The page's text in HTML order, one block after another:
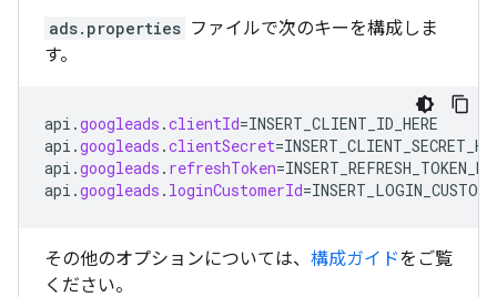
ads.properties ファイルで次のキーを構成しま
す。
api .googleads .clientId=INSERT_CLIENT_ID_HERE
api .googleads .clientSecret=
api .googleads . refreshToken=
api .googleads . loginCustomerId=
その他のオプションについては、 構成ガイドをご覧
ください。